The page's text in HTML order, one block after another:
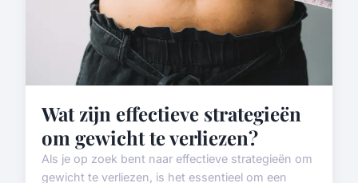
Wat zijn effectieve strategieën
om gewicht te verliezen?
Als je op zoek bent naar effectieve strategieën om
gewicht te verliezen, is het essentieel om een